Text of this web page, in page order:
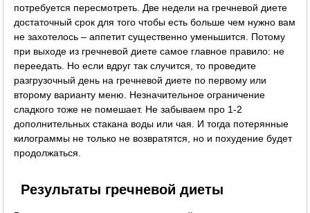
потребуется пересмотреть. Две недели на гречневой диете
достаточный срок для того чтобы есть больше чем нужно вам
не захотелось – аппетит существенно уменьшится. Потому
при выходе из гречневой диете самое главное правило: не
переедать. Но если вдруг так случится, то проведите
разгрузочный день на гречневой диете по первому или
второму варианту меню. Незначительное ограничение
сладкого тоже не помешает. Не забываем про 1-2
дополнительных стакана воды или чая. И тогда потерянные
килограммы не только не возвратятся, но и похудение будет
продолжаться.
Результаты гречневой диеты